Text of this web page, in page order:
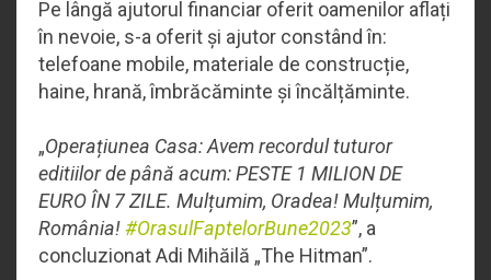
Pe lângă ajutorul financiar oferit oamenilor aflați
în nevoie, s-a oferit și ajutor constând în:
telefoane mobile, materiale de construcție,
haine, hrană, îmbrăcăminte și încălțăminte.
„Operațiunea Casa: Avem recordul tuturor
editiilor de până acum: PESTE 1 MILION DE
EURO ÎN 7 ZILE. Mulțumim, Oradea! Mulțumim,
România!#OrasulFaptelorBune2023”, a
concluzionat Adi Mihăilă „The Hitman”.